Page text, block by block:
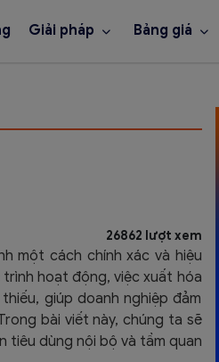
Giải pháp Bảng giá
26862 lượt xem
một cách chính xác và hiệu
hoạt động, việc xuất hóa
giúp doanh nghiệp đảm
bài viết này, chúng ta sẽ
tiêu dùng nội bộ và tầm quan